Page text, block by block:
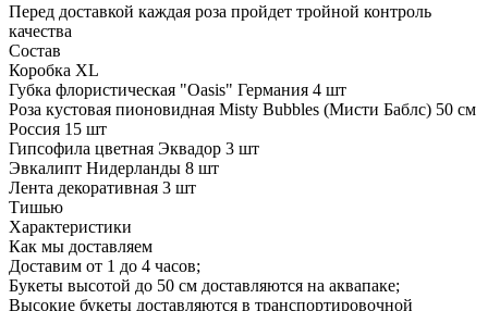
Перед доставкой каждая роза пройдет тройной контроль
качества
Состав
Коробка XL
Губка флористическая "Oasis" Германия 4 шт
Роза кустовая пионовидная Misty Bubbles (Мисти Баблс) 50 см
Россия 15 шт
Гипсофила цветная Эквадор 3 шт
Эвкалипт Нидерланды 8 шт
Лента декоративная 3 шт
Тишью
Характеристики
Как мы доставляем
Доставим от 1 до 4 часов;
Букеты высотой до 50 см доставляются на аквапаке;
Высокие букеты доставляются в транспортировочной